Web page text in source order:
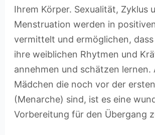
Ihrem Körper. Sexualität, Zyklus
Menstruation werden in
vermittelt und ermöglichen,
ihre weiblichen Rhytmen und
annehmen und schätzen lernen.
Mädchen die noch vor der
(Menarche) sind, ist es eine
Vorbereitung für den Übergang